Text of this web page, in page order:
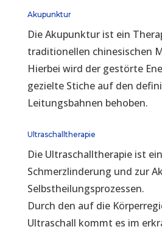
Akupunktur
Die Akupunktur ist ein
traditionellen chinesischen
Hierbei wird der gestörte
gezielte Stiche auf den
Leitungsbahnen behoben.
Ultraschalltherapie
Die Ultraschalltherapie ist
Schmerzlinderung und zur
Selbstheilungsprozessen.
Durch den auf die
Ultraschall kommt es im